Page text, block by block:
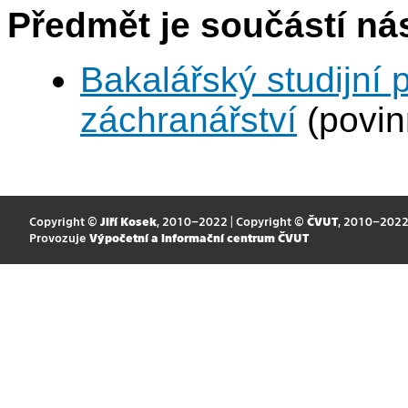
Předmět je součástí
Bakalářský studijní
záchranářství
Copyright © Jiří Kosek, 2010–2022 | Copyright © ČVUT, 2010–2022
Provozuje Výpočetní a informační centrum ČVUT